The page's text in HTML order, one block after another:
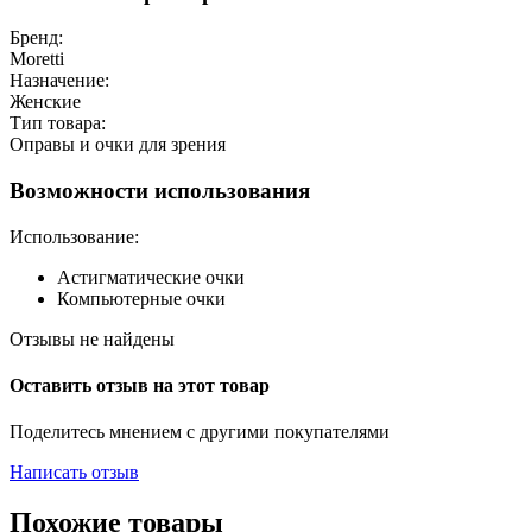
Бренд:
Moretti
Назначение:
Женские
Тип товара:
Оправы и очки для зрения
Возможности использования
Использование:
Астигматические очки
Компьютерные очки
Отзывы не найдены
Оставить отзыв на этот товар
Поделитесь мнением с другими покупателями
Написать отзыв
Похожие товары